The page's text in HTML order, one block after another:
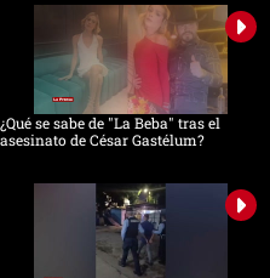
¿Qué se sabe de "La Beba" tras el
asesinato de César Gastélum?